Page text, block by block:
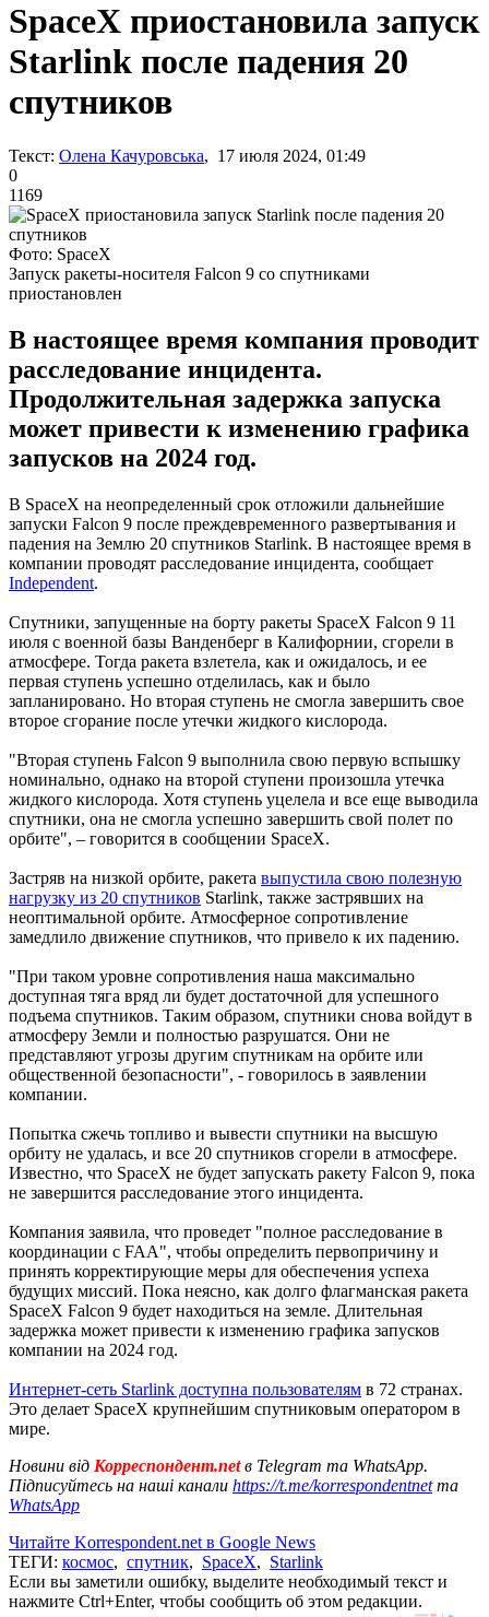
SpaceX приостановила запуск
Starlink после падения 20
спутников
Текст: Олена Качуровська, 17 июля 2024, 01:49
0
1169
Фото: SpaceX
Запуск ракеты-носителя Falcon 9 со спутниками
приостановлен
В настоящее время компания проводит
расследование инцидента.
Продолжительная задержка запуска
может привести к изменению графика
запусков на 2024 год.
В SpaceX на неопределенный срок отложили дальнейшие
запуски Falcon 9 после преждевременного развертывания и
падения на Землю 20 спутников Starlink. В настоящее время в
компании проводят расследование инцидента, сообщает
Independent.
Спутники, запущенные на борту ракеты SpaceX Falcon 9 11
июля с военной базы Ванденберг в Калифорнии, сгорели в
атмосфере. Тогда ракета взлетела, как и ожидалось, и ее
первая ступень успешно отделилась, как и было
запланировано. Но вторая ступень не смогла завершить свое
второе сгорание после утечки жидкого кислорода.
"Вторая ступень Falcon 9 выполнила свою первую вспышку
номинально, однако на второй ступени произошла утечка
жидкого кислорода. Хотя ступень уцелела и все еще выводила
спутники, она не смогла успешно завершить свой полет по
орбите", – говорится в сообщении SpaceX.
Застряв на низкой орбите, ракета выпустила свою полезную
нагрузку из 20 спутников Starlink, также застрявших на
неоптимальной орбите. Атмосферное сопротивление
замедлило движение спутников, что привело к их падению.
"При таком уровне сопротивления наша максимально
доступная тяга вряд ли будет достаточной для успешного
подъема спутников. Таким образом, спутники снова войдут в
атмосферу Земли и полностью разрушатся. Они не
представляют угрозы другим спутникам на орбите или
общественной безопасности", - говорилось в заявлении
компании.
Попытка сжечь топливо и вывести спутники на высшую
орбиту не удалась, и все 20 спутников сгорели в атмосфере.
Известно, что SpaceX не будет запускать ракету Falcon 9, пока
не завершится расследование этого инцидента.
Компания заявила, что проведет "полное расследование в
координации с FAA", чтобы определить первопричину и
принять корректирующие меры для обеспечения успеха
будущих миссий. Пока неясно, как долго флагманская ракета
SpaceX Falcon 9 будет находиться на земле. Длительная
задержка может привести к изменению графика запусков
компании на 2024 год.
Интернет-сеть Starlink доступна пользователям в 72 странах.
Это делает SpaceX крупнейшим спутниковым оператором в
мире.
Новини від Корреспондент.netв Telegram та WhatsApp.
Підписуйтесь на наші канали https://t.me/korrespondentnetта
WhatsApp
Читайте Korrespondent.net в Google News
ТЕГИ: космос, спутник, SpaceX, Starlink
Если вы заметили ошибку, выделите необходимый текст и
нажмите Ctrl+Enter, чтобы сообщить об этом редакции.